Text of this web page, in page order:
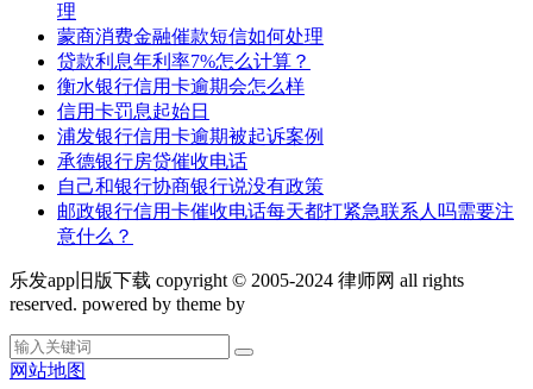
理
蒙商消费金融催款短信如何处理
贷款利息年利率7%怎么计算？
衡水银行信用卡逾期会怎么样
信用卡罚息起始日
浦发银行信用卡逾期被起诉案例
承德银行房贷催收电话
自己和银行协商银行说没有政策
邮政银行信用卡催收电话每天都打紧急联系人吗需要注
意什么？
乐发app旧版下载 copyright © 2005-2024 律师网 all rights
reserved. powered by theme by
网站地图